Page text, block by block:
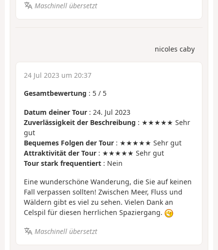
Maschinell übersetzt
nicoles caby
24 Jul 2023 um 20:37
Gesamtbewertung : 5 / 5
Datum deiner Tour : 24. Jul 2023
Zuverlässigkeit der Beschreibung : ★★★★★ Sehr
gut
Bequemes Folgen der Tour : ★★★★★ Sehr gut
Attraktivität der Tour : ★★★★★ Sehr gut
Tour stark frequentiert : Nein
Eine wunderschöne Wanderung, die Sie auf keinen
Fall verpassen sollten! Zwischen Meer, Fluss und
Wäldern gibt es viel zu sehen. Vielen Dank an
Celspil für diesen herrlichen Spaziergang.
Maschinell übersetzt